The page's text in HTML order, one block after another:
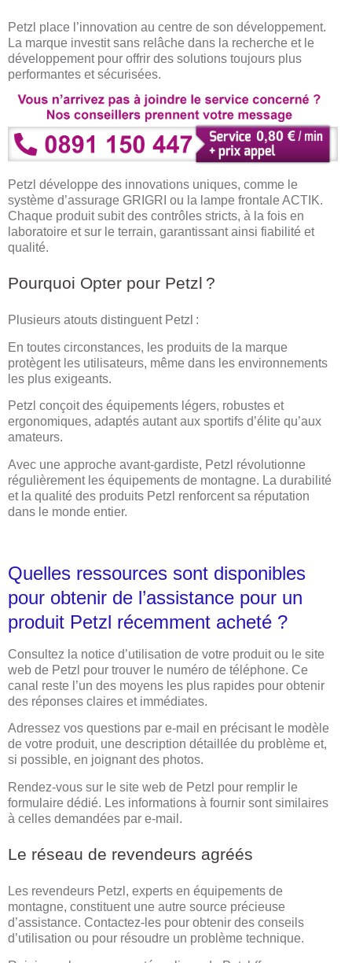
Petzl place l’innovation au centre de son développement.
La marque investit sans relâche dans la recherche et le
développement pour offrir des solutions toujours plus
performantes et sécurisées.
Petzl développe des innovations uniques, comme le
système d’assurage GRIGRI ou la lampe frontale ACTIK.
Chaque produit subit des contrôles stricts, à la fois en
laboratoire et sur le terrain, garantissant ainsi fiabilité et
qualité.
Pourquoi Opter pour Petzl ?
Plusieurs atouts distinguent Petzl :
En toutes circonstances, les produits de la marque
protègent les utilisateurs, même dans les environnements
les plus exigeants.
Petzl conçoit des équipements légers, robustes et
ergonomiques, adaptés autant aux sportifs d’élite qu’aux
amateurs.
Avec une approche avant-gardiste, Petzl révolutionne
régulièrement les équipements de montagne. La durabilité
et la qualité des produits Petzl renforcent sa réputation
dans le monde entier.
Quelles ressources sont disponibles
pour obtenir de l’assistance pour un
produit Petzl récemment acheté ?
Consultez la notice d’utilisation de votre produit ou le site
web de Petzl pour trouver le numéro de téléphone. Ce
canal reste l’un des moyens les plus rapides pour obtenir
des réponses claires et immédiates.
Adressez vos questions par e-mail en précisant le modèle
de votre produit, une description détaillée du problème et,
si possible, en joignant des photos.
Rendez-vous sur le site web de Petzl pour remplir le
formulaire dédié. Les informations à fournir sont similaires
à celles demandées par e-mail.
Le réseau de revendeurs agréés
Les revendeurs Petzl, experts en équipements de
montagne, constituent une autre source précieuse
d’assistance. Contactez-les pour obtenir des conseils
d’utilisation ou pour résoudre un problème technique.